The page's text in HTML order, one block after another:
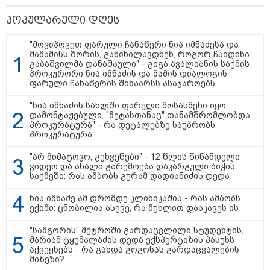
მომსასმენი მოწყობილობის
ჩანაწერში, სადაც ნია იმნაძე
მამას ესაუბრება?
"ამ ვიდეოს ნახვა ჩემთვის იყო
სიკვდილი" - რას ამბობს
დაკარგული 17 წლის ბიჭის დედა
ამოიცნო
პოლიტიკა
პოპულარული დღეს
"მოვიპოვეთ ფარული ჩანაწერი ნია იმნაძესა და
მამამისს შორის, განიხილავდნენ, როგორ ჩაიდინა
გაბაშვილმა დანაშაული" - გიგა ავალიანის საქმის
პროკურორი ნია იმნაძის და მამის დიალოგის
ფარული ჩანაწერის შინაარსს ასაჯაროებს
"ნია იმნაძის სახლში ფარული მოსასმენი იყო
დამონტაჟებული, "მეტასთანაც" თანამშრომლობდა
პროკურატურა" - რა დეტალებზე საუბრობს
პროკურატურა
"არ მიმატოვო, გეხვეწები" - 12 წლის წინანდელი
ვიდეო და ახალი გარემოება დაკარგული ბიჭის
საქმეში: რას ამბობს გურამ დადიანიძის დედა
ნია იმნაძე ამ დრომდე კლინიკაშია - რას ამბობს
ექიმი: ცნობილია ასევე, რა მუხლით დააკავეს ის
"სამგორის" მეტროში გარდაცვლილი სტუდენტის,
მარიამ ტყემალაძის დედა ექსპერტიზის პასუხს
აქვეყნებს - რა გახდა გოგონას გარდაცვალების
მიზეზი?